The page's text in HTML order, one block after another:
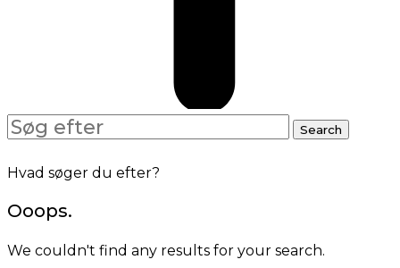
Search
for:
Search
Hvad søger du efter?
Ooops.
We couldn't find any results for your search.